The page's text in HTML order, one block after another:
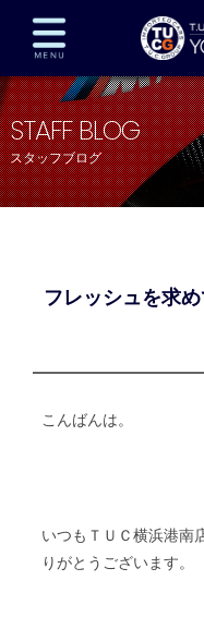
在庫車両情報
TUCとは？
全国納車
STAFF BLOG
スタッフブログ
フレッシュを求め
こんばんは。
いつもＴＵＣ横浜港南
りがとうございます。